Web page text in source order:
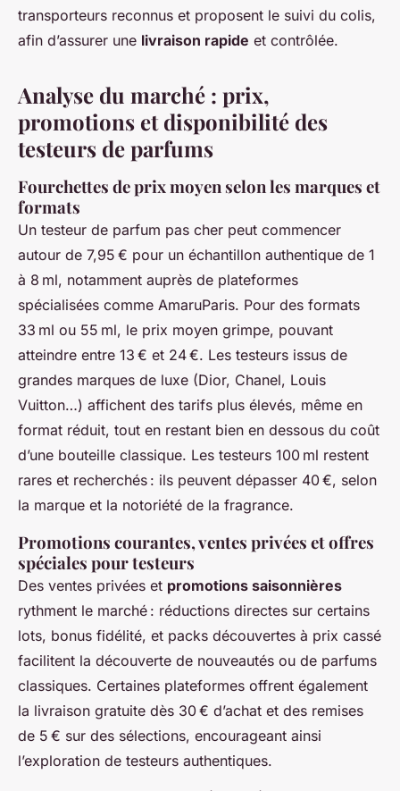
transporteurs reconnus et proposent le suivi du colis,
afin d’assurer une livraison rapide et contrôlée.
Analyse du marché : prix,
promotions et disponibilité des
testeurs de parfums
Fourchettes de prix moyen selon les marques et
formats
Un testeur de parfum pas cher peut commencer
autour de 7,95 € pour un échantillon authentique de 1
à 8 ml, notamment auprès de plateformes
spécialisées comme AmaruParis. Pour des formats
33 ml ou 55 ml, le prix moyen grimpe, pouvant
atteindre entre 13 € et 24 €. Les testeurs issus de
grandes marques de luxe (Dior, Chanel, Louis
Vuitton…) affichent des tarifs plus élevés, même en
format réduit, tout en restant bien en dessous du coût
d’une bouteille classique. Les testeurs 100 ml restent
rares et recherchés : ils peuvent dépasser 40 €, selon
la marque et la notoriété de la fragrance.
Promotions courantes, ventes privées et offres
spéciales pour testeurs
Des ventes privées et promotions saisonnières
rythment le marché : réductions directes sur certains
lots, bonus fidélité, et packs découvertes à prix cassé
facilitent la découverte de nouveautés ou de parfums
classiques. Certaines plateformes offrent également
la livraison gratuite dès 30 € d’achat et des remises
de 5 € sur des sélections, encourageant ainsi
l’exploration de testeurs authentiques.